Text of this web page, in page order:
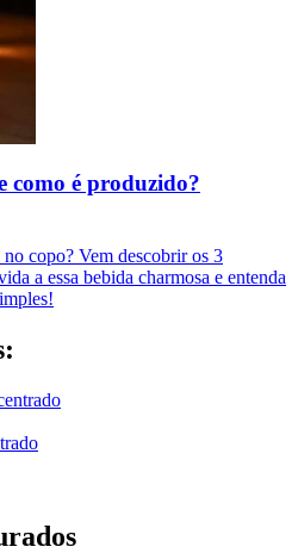
como é produzido?
copo? Vem descobrir os 3
a essa bebida charmosa e entenda